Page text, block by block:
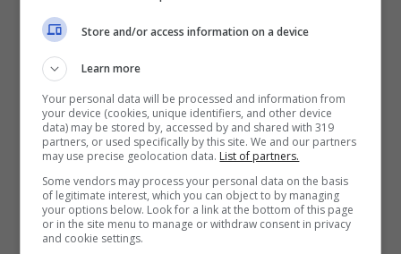
Segnatevi questo nome perché ne
sentirete parlare in futuro. La squadra
austriaca ha annunciato l‘ingaggio del
diciottenne tedesco Tim Tramnitz,
attualmente impegnato nella Formula
Store and/or access information on a device
Learn more
Your personal data will be processed and information from
your device (cookies, unique identifiers, and other device
data) may be stored by, accessed by and shared with 319
partners, or used specifically by this site. We and our partners
may use precise geolocation data. List of partners.
Some vendors may process your personal data on the basis
of legitimate interest, which you can object to by managing
your options below. Look for a link at the bottom of this page
or in the site menu to manage or withdraw consent in privacy
and cookie settings.